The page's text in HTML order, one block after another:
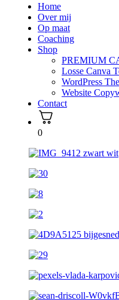
Home
Over mij
Op maat
Coaching
Shop
PREMIUM
Losse Canva
WordPress
Website
Contact
0